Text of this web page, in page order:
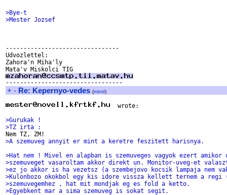
>Bye-t
>Mester Jozsef
--------------------------------
Udvozlettel:
Zahora'n Miha'ly
+ - Re: Kepernyo-vedes (mind)
  wrote:
>Gurukak !
>TZ irta :
>A szemuveg annyit er mint a keretre feszitett harisnya.
>Hat nem ! Mivel en alapban is szemuveges vagyok ezert amikor
>szemuveget vasaroltam akkor direkt un. Monitor-uveg-et
>ez jo akkor is ha vezetsz (a szembejovo kocsik lampaja nem
>Kulonbozo okokbol egy kis idore vissza kellett ternem a regi
>szemuvegemhez , hat mit mondjak eg es fold a ketto.
>Egyebkent mar a sima szemuveg is sokat segit.